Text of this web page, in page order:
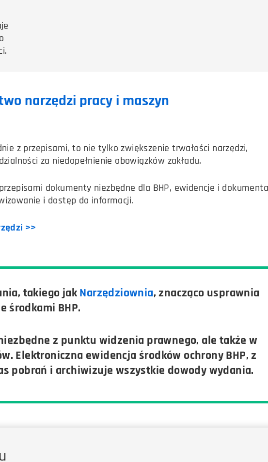
narzędzi pracy i maszyn
z przepisami, to nie tylko zwiększenie trwałości narzędzi,
za niedopełnienie obowiązków zakładu.
dokumenty niezbędne dla BHP, ewidencje i
i dostęp do informacji.
>>
takiego jak Narzędziownia, znacząco usprawnia
środkami BHP.
z punktu widzenia prawnego, ale także w
Elektroniczna ewidencja środków ochrony BHP, z
pobrań i archiwizuje wszystkie dowody wydania.